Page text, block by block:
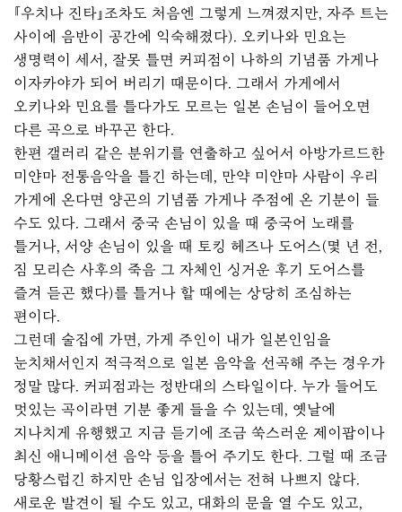
『우치나 진타』조차도 처음엔 그렇게 느껴졌지만, 자주 트는
사이에 음반이 공간에 익숙해졌다). 오키나와 민요는
생명력이 세서, 잘못 틀면 커피점이 나하의 기념품 가게나
이자카야가 되어 버리기 때문이다. 그래서 가게에서
오키나와 민요를 틀다가도 모르는 일본 손님이 들어오면
다른 곡으로 바꾸곤 한다.
한편 갤러리 같은 분위기를 연출하고 싶어서 아방가르드한
미얀마 전통음악을 틀긴 하는데, 만약 미얀마 사람이 우리
가게에 온다면 양곤의 기념품 가게나 주점에 온 기분이 들
수도 있다. 그래서 중국 손님이 있을 때 중국어 노래를
틀거나, 서양 손님이 있을 때 토킹 헤즈나 도어스(몇 년 전,
짐 모리슨 사후의 죽음 그 자체인 싱거운 후기 도어스를
즐겨 듣곤 했다)를 틀거나 할 때에는 상당히 조심하는
편이다.
그런데 술집에 가면, 가게 주인이 내가 일본인임을
눈치채서인지 적극적으로 일본 음악을 선곡해 주는 경우가
정말 많다. 커피점과는 정반대의 스타일이다. 누가 들어도
멋있는 곡이라면 기분 좋게 들을 수 있는데, 옛날에
지나치게 유행했고 지금 듣기에 조금 쑥스러운 제이팝이나
최신 애니메이션 음악 등을 틀어 주기도 한다. 그럴 때 조금
당황스럽긴 하지만 손님 입장에서는 전혀 나쁘지 않다.
새로운 발견이 될 수도 있고, 대화의 문을 열 수도 있고,